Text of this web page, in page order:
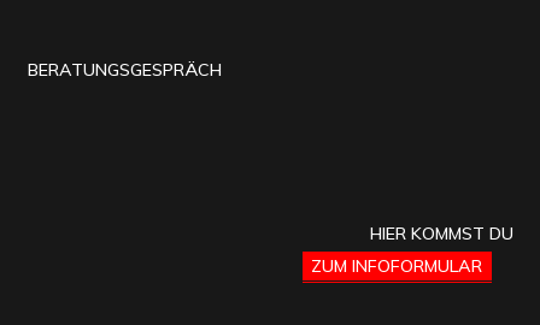
BERATUNGSGESPRÄCH
HIER KOMMST DU
ZUM INFOFORMULAR